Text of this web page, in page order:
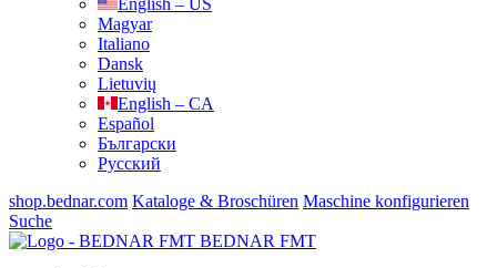
English – US
Magyar
Italiano
Dansk
Lietuvių
English – CA
Español
Български
Русский
shop.bednar.com Kataloge & Broschüren Maschine konfigurieren
Suche
BEDNAR FMT